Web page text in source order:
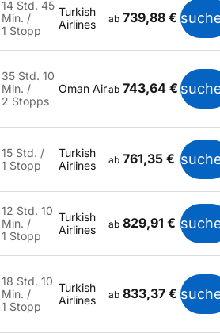
14 Std. 45
Min. /
1 Stopp
Turkish
Airlines
ab 739,88 €
35 Std. 10
Min. /
2 Stopps
Oman Airab 743,64 €
15 Std. /
1 Stopp
Turkish
Airlines
ab 761,35 €
12 Std. 10
Min. /
1 Stopp
Turkish
Airlines
ab 829,91 €
18 Std. 10
Min. /
1 Stopp
Turkish
Airlines
ab 833,37 €